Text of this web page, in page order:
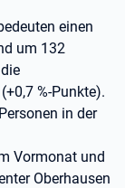
einen
um 132
%-Punkte).
in der
Vormonat und
Oberhausen